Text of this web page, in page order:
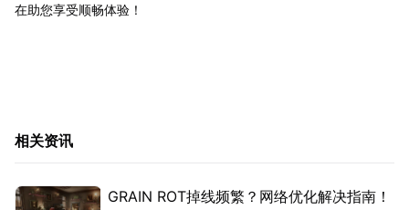
在助您享受顺畅体验！
相关资讯
GRAIN ROT掉线频繁？网络优化解决指南！